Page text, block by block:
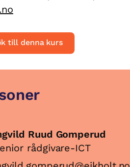
till denna kurs
Ruud Gomperud
rådgivare-ICT